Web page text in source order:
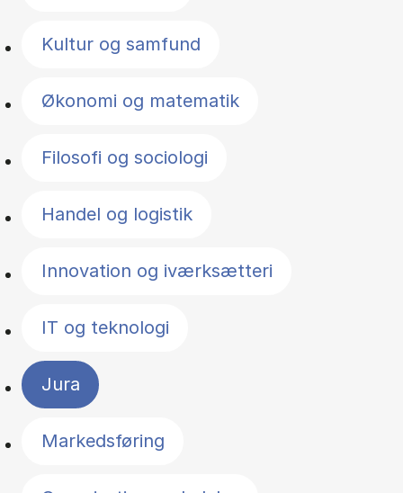
Kultur og samfund
Økonomi og matematik
Filosofi og sociologi
Handel og logistik
Innovation og iværksætteri
IT og teknologi
Jura
Markedsføring